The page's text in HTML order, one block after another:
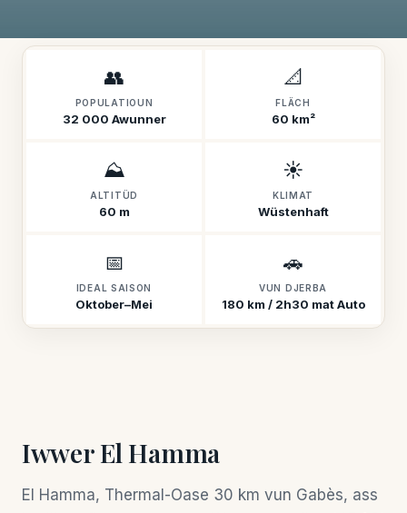
👥
POPULATIOUN
32 000 Awunner
📐
FLÄCH
60 km²
⛰️
ALTITÜD
60 m
☀️
KLIMAT
Wüstenhaft
📅
IDEAL SAISON
Oktober–Mei
🚗
VUN DJERBA
180 km / 2h30 mat Auto
Iwwer El Hamma
El Hamma, Thermal-Oase 30 km vun Gabès, ass